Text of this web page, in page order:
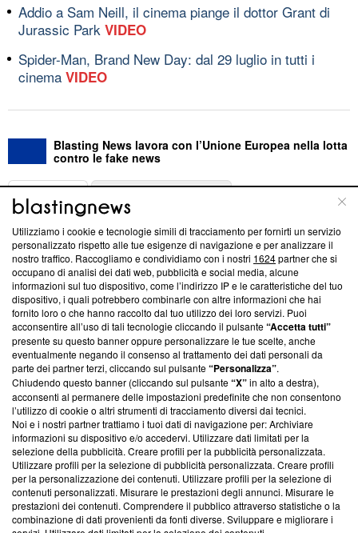
Addio a Sam Neill, il cinema piange il dottor Grant di
Jurassic Park VIDEO
Spider-Man, Brand New Day: dal 29 luglio in tutti i
cinema VIDEO
Blasting News lavora con l’Unione Europea nella lotta
contro le fake news
ABOUT
Questa sezione offre informazioni trasparenti su Blasting
News, sui nostri processi editoriali e su come ci impegniamo a
creare news di qualità. Inoltre, afferma la nostra aderenza a
‘Trust Project - News with Integrity’Blasting News non è
ancora membro del programma, ma ha richiesto di farne
parte; Trust Project non ha ancora effettuato una verifica di
conformità agli standard.
Su di noi
Team editoriale
Corporate
Redazione
Informativa Privacy
Cookie Policy
Utilizziamo i cookie e tecnologie simili di tracciamento per fornirti un servizio
personalizzato rispetto alle tue esigenze di navigazione e per analizzare il
nostro traffico. Raccogliamo e condividiamo con i nostri 1624partner che si
occupano di analisi dei dati web, pubblicità e social media, alcune
informazioni sul tuo dispositivo, come l’indirizzo IP e le caratteristiche del tuo
dispositivo, i quali potrebbero combinarle con altre informazioni che hai
fornito loro o che hanno raccolto dal tuo utilizzo dei loro servizi. Puoi
acconsentire all’uso di tali tecnologie cliccando il pulsante“Accetta tutti”
presente su questo banner oppure personalizzare le tue scelte, anche
eventualmente negando il consenso al trattamento dei dati personali da
parte dei partner terzi, cliccando sul pulsante“Personalizza”.
Chiudendo questo banner (cliccando sul pulsante“X”in alto a destra),
acconsenti al permanere delle impostazioni predefinite che non consentono
l’utilizzo di cookie o altri strumenti di tracciamento diversi dai tecnici.
Noi e i nostri partner trattiamo i tuoi dati di navigazione per: Archiviare
informazioni su dispositivo e/o accedervi. Utilizzare dati limitati per la
selezione della pubblicità. Creare profili per la pubblicità personalizzata.
Utilizzare profili per la selezione di pubblicità personalizzata. Creare profili
per la personalizzazione dei contenuti. Utilizzare profili per la selezione di
contenuti personalizzati. Misurare le prestazioni degli annunci. Misurare le
prestazioni dei contenuti. Comprendere il pubblico attraverso statistiche o la
combinazione di dati provenienti da fonti diverse. Sviluppare e migliorare i